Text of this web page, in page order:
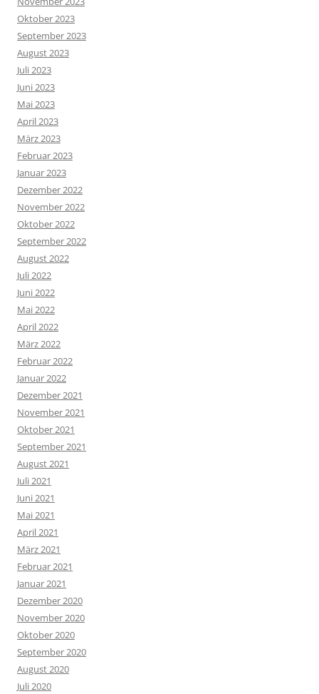
Oktober 2023
September 2023
August 2023
Juli 2023
Juni 2023
Mai 2023
April 2023
März 2023
Februar 2023
Januar 2023
Dezember 2022
November 2022
Oktober 2022
September 2022
August 2022
Juli 2022
Juni 2022
Mai 2022
April 2022
März 2022
Februar 2022
Januar 2022
Dezember 2021
November 2021
Oktober 2021
September 2021
August 2021
Juli 2021
Juni 2021
Mai 2021
April 2021
März 2021
Februar 2021
Januar 2021
Dezember 2020
November 2020
Oktober 2020
September 2020
August 2020
Juli 2020